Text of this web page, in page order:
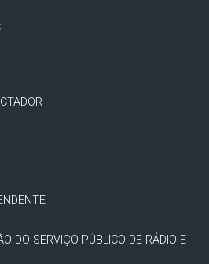
DO SERVIÇO PÚBLICO DE RÁDIO E